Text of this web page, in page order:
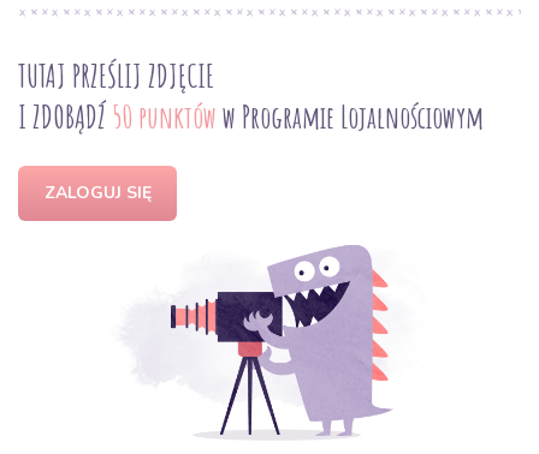
TUTAJ PRZEŚLIJ ZDJĘCIE
I ZDOBĄDŹ 50 punktóww Programie Lojalnościowym
ZALOGUJ SIĘ